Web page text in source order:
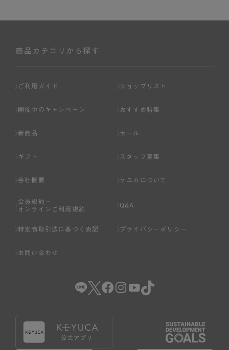
商品カテゴリから探す
ご利用ガイド ショップリスト
開催中のキャンペーン おすすめ特集
新商品 セール
ギフト スタッフ募集
会社概要 ケユカについて
会員規約・
オンラインご利用規約
Q&A
特定商取引法に基づく表記 プライバシーポリシー
お問い合わせ